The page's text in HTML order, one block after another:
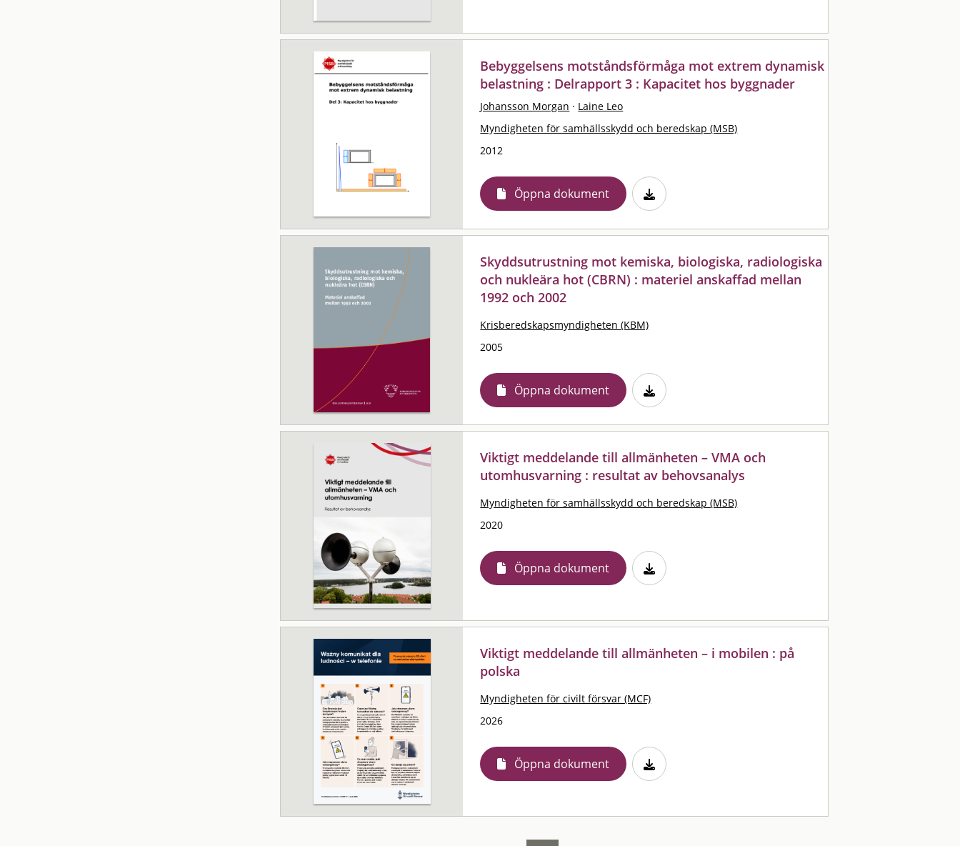
Bebyggelsens motståndsförmåga mot extrem dynamisk
belastning : Delrapport 3 : Kapacitet hos byggnader
Johansson Morgan · Laine Leo
Myndigheten för samhällsskydd och beredskap (MSB)
2012
Öppna dokument
Skyddsutrustning mot kemiska, biologiska, radiologiska
och nukleära hot (CBRN) : materiel anskaffad mellan
1992 och 2002
Krisberedskapsmyndigheten (KBM)
2005
Öppna dokument
Viktigt meddelande till allmänheten – VMA och
utomhusvarning : resultat av behovsanalys
Myndigheten för samhällsskydd och beredskap (MSB)
2020
Öppna dokument
Viktigt meddelande till allmänheten – i mobilen : på
polska
Myndigheten för civilt försvar (MCF)
2026
Öppna dokument